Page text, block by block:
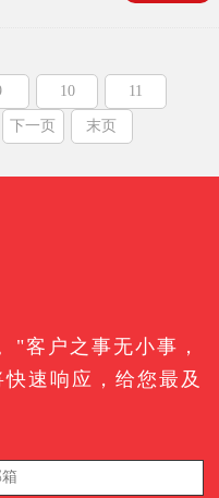
10 11
下一页 末页
"客户之事无小事，
速响应，给您最及